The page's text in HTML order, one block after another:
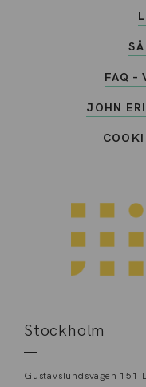
FAQ –
JOHN
Stockholm
Gustavslundsvägen 151